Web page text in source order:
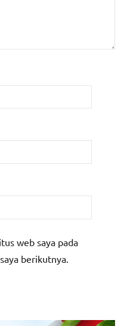
web saya pada
berikutnya.